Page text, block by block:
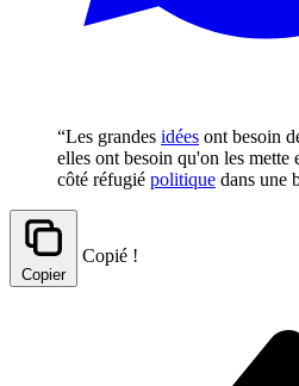
“Les grandes idées ont besoin
elles ont besoin qu'on les mette
côté réfugié politique dans une
Copier
Copié !